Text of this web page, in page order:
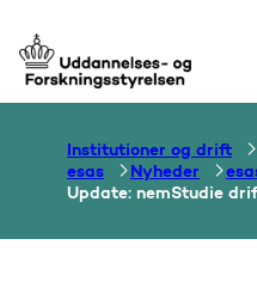
Gå til forsiden
Institutioner og drift
esas
Nyheder
Update: nemStudie